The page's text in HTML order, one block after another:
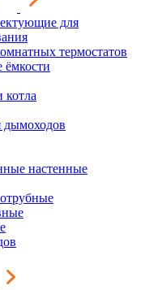
для
термостатов
котла
настенные